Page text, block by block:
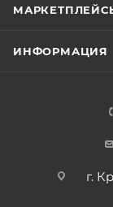
ИНФОРМАЦИЯ
г.